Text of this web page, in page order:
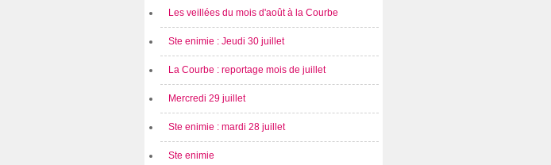
Les veillées du mois d'août à la Courbe
Ste enimie : Jeudi 30 juillet
La Courbe : reportage mois de juillet
Mercredi 29 juillet
Ste enimie : mardi 28 juillet
Ste enimie